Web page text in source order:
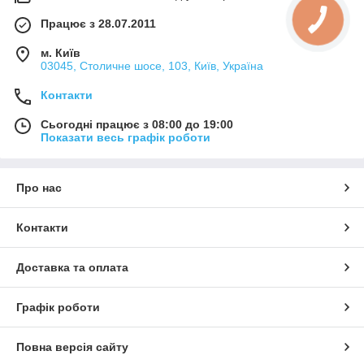
Працює з 28.07.2011
м. Київ
03045, Столичне шосе, 103, Київ, Україна
Контакти
Сьогодні працює з 08:00 до 19:00
Показати весь графік роботи
Про нас
Контакти
Доставка та оплата
Графік роботи
Повна версія сайту